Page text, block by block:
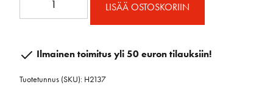
Cheek
määrä
LISÄÄ OSTOSKORIIN
Ilmainen toimitus yli 50 euron tilauksiin!
Tuotetunnus (SKU): H2137